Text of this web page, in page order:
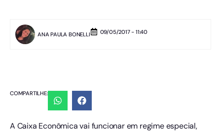
ANA PAULA BONELLI 09/05/2017 - 11:40
COMPARTILHE:
A Caixa Econômica vai funcionar em regime especial,